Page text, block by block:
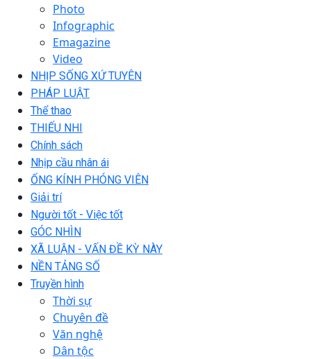
Photo
Infographic
Emagazine
Video
NHỊP SỐNG XỨ TUYÊN
PHÁP LUẬT
Thể thao
THIẾU NHI
Chính sách
Nhịp cầu nhân ái
ỐNG KÍNH PHÓNG VIÊN
Giải trí
Người tốt - Việc tốt
GÓC NHÌN
XÃ LUẬN - VẤN ĐỀ KỲ NÀY
NỀN TẢNG SỐ
Truyền hình
Thời sự
Chuyên đề
Văn nghệ
Dân tộc